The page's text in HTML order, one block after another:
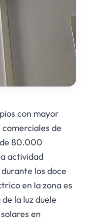
con mayor
de
de 80.000
actividad
los doce
en la zona es
la luz duele
en